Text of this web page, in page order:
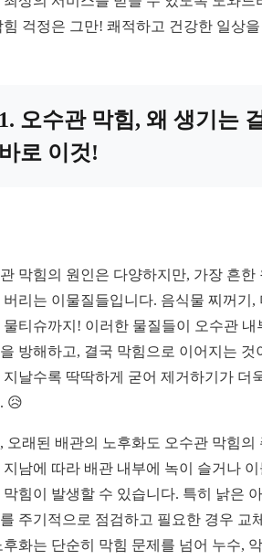
힘 걱정은 그만! 쾌적하고 건강한 일상
오수관 막힘, 왜 생기는
로 이것!
막힘의 원인은 다양하지만, 가장 흔한
버리는 이물질들입니다. 음식물 찌꺼기,
물티슈까지! 이러한 물질들이 오수관
방해하고, 결국 막힘으로 이어지는 것
지날수록 딱딱하게 굳어 제거하기가 더
😥
오래된 배관의 노후화도 오수관 막힘의
지남에 따라 배관 내부에 녹이 슬거나
막힘이 발생할 수 있습니다. 특히 낡은
주기적으로 점검하고 필요한 경우 교
후화는 단순히 막힘 문제를 넘어 누수,